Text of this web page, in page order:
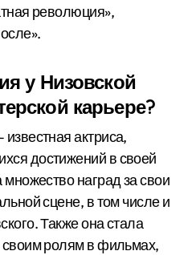
революция»,
у Низовской
карьере?
актриса,
достижений в своей
наград за свои
сцене, в том числе и
Также она стала
своим ролям в фильмах,